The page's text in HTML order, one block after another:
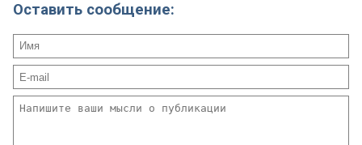
Оставить сообщение: